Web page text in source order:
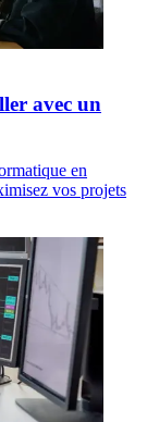
avec un
en
vos projets